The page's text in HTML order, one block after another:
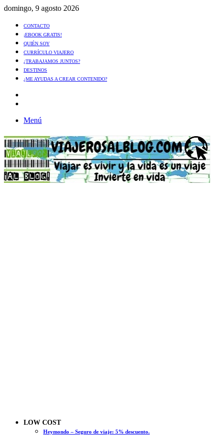
domingo, 9 agosto 2026
CONTACTO
¡EBOOK GRATIS!
QUIÉN SOY
CURRÍCULO VIAJERO
¿TRABAJAMOS JUNTOS?
DESTINOS
¿ME AYUDAS A CREAR CONTENIDO?
Menú
LOW COST
Heymondo – Seguro de viaje: 5% descuento.